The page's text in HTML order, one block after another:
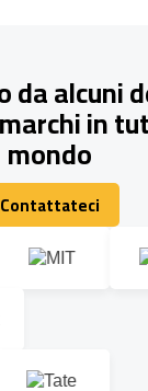
da alcuni
in
mondo
Contattateci
Contattateci